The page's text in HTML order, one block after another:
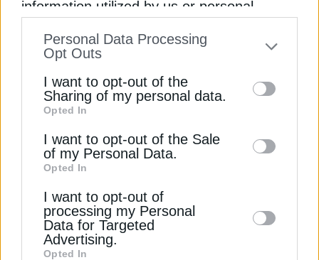
information utilized by us or personal
to your opt-out. You may separately opt-out
information by third parties on the IAB’s list
of downstream participants. This
information may also be disclosed by us to
third parties on theIAB’s List of
Downstream Participants
disclose it to other third parties.
Personal Data Processing
Opt Outs
I want to opt-out of the
Sharing of my personal data.
Opted In
I want to opt-out of the Sale
of my Personal Data.
Opted In
I want to opt-out of
processing my Personal
Data for Targeted
Advertising.
Opted In
την EDP, με εγκατεστημένη ισχύ σχεδόν 2 GW
μεταξύ ηλιακής και αιολικής ενέργειας, 444 MW
στην υδροηλεκτρική ενέργεια και όπου
αναπτύσσουμε έργα πράσινου υδρογόνου.
EDP RENEWABLES (EDPR)
ΗΛΙΑΚΗ ΕΝΕΡΓΕΙΑ ΙΣΠΑΝΙΑ ΦΩΤΟΒΟΛΤΑΪΚΑ
ΔΕΊΤΕ ΕΠΊΣΗΣ